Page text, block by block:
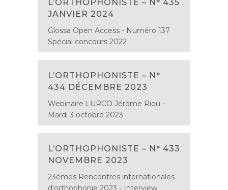
L’ORTHOPHONISTE – N° 435
JANVIER 2024
Glossa Open Access - Numéro 137
Spécial concours 2022
L’ORTHOPHONISTE – N°
434 DÉCEMBRE 2023
Webinaire LURCO Jérôme Riou -
Mardi 3 octobre 2023
L’ORTHOPHONISTE – N° 433
NOVEMBRE 2023
23èmes Rencontres internationales
d'orthophonie 2023 - Interview